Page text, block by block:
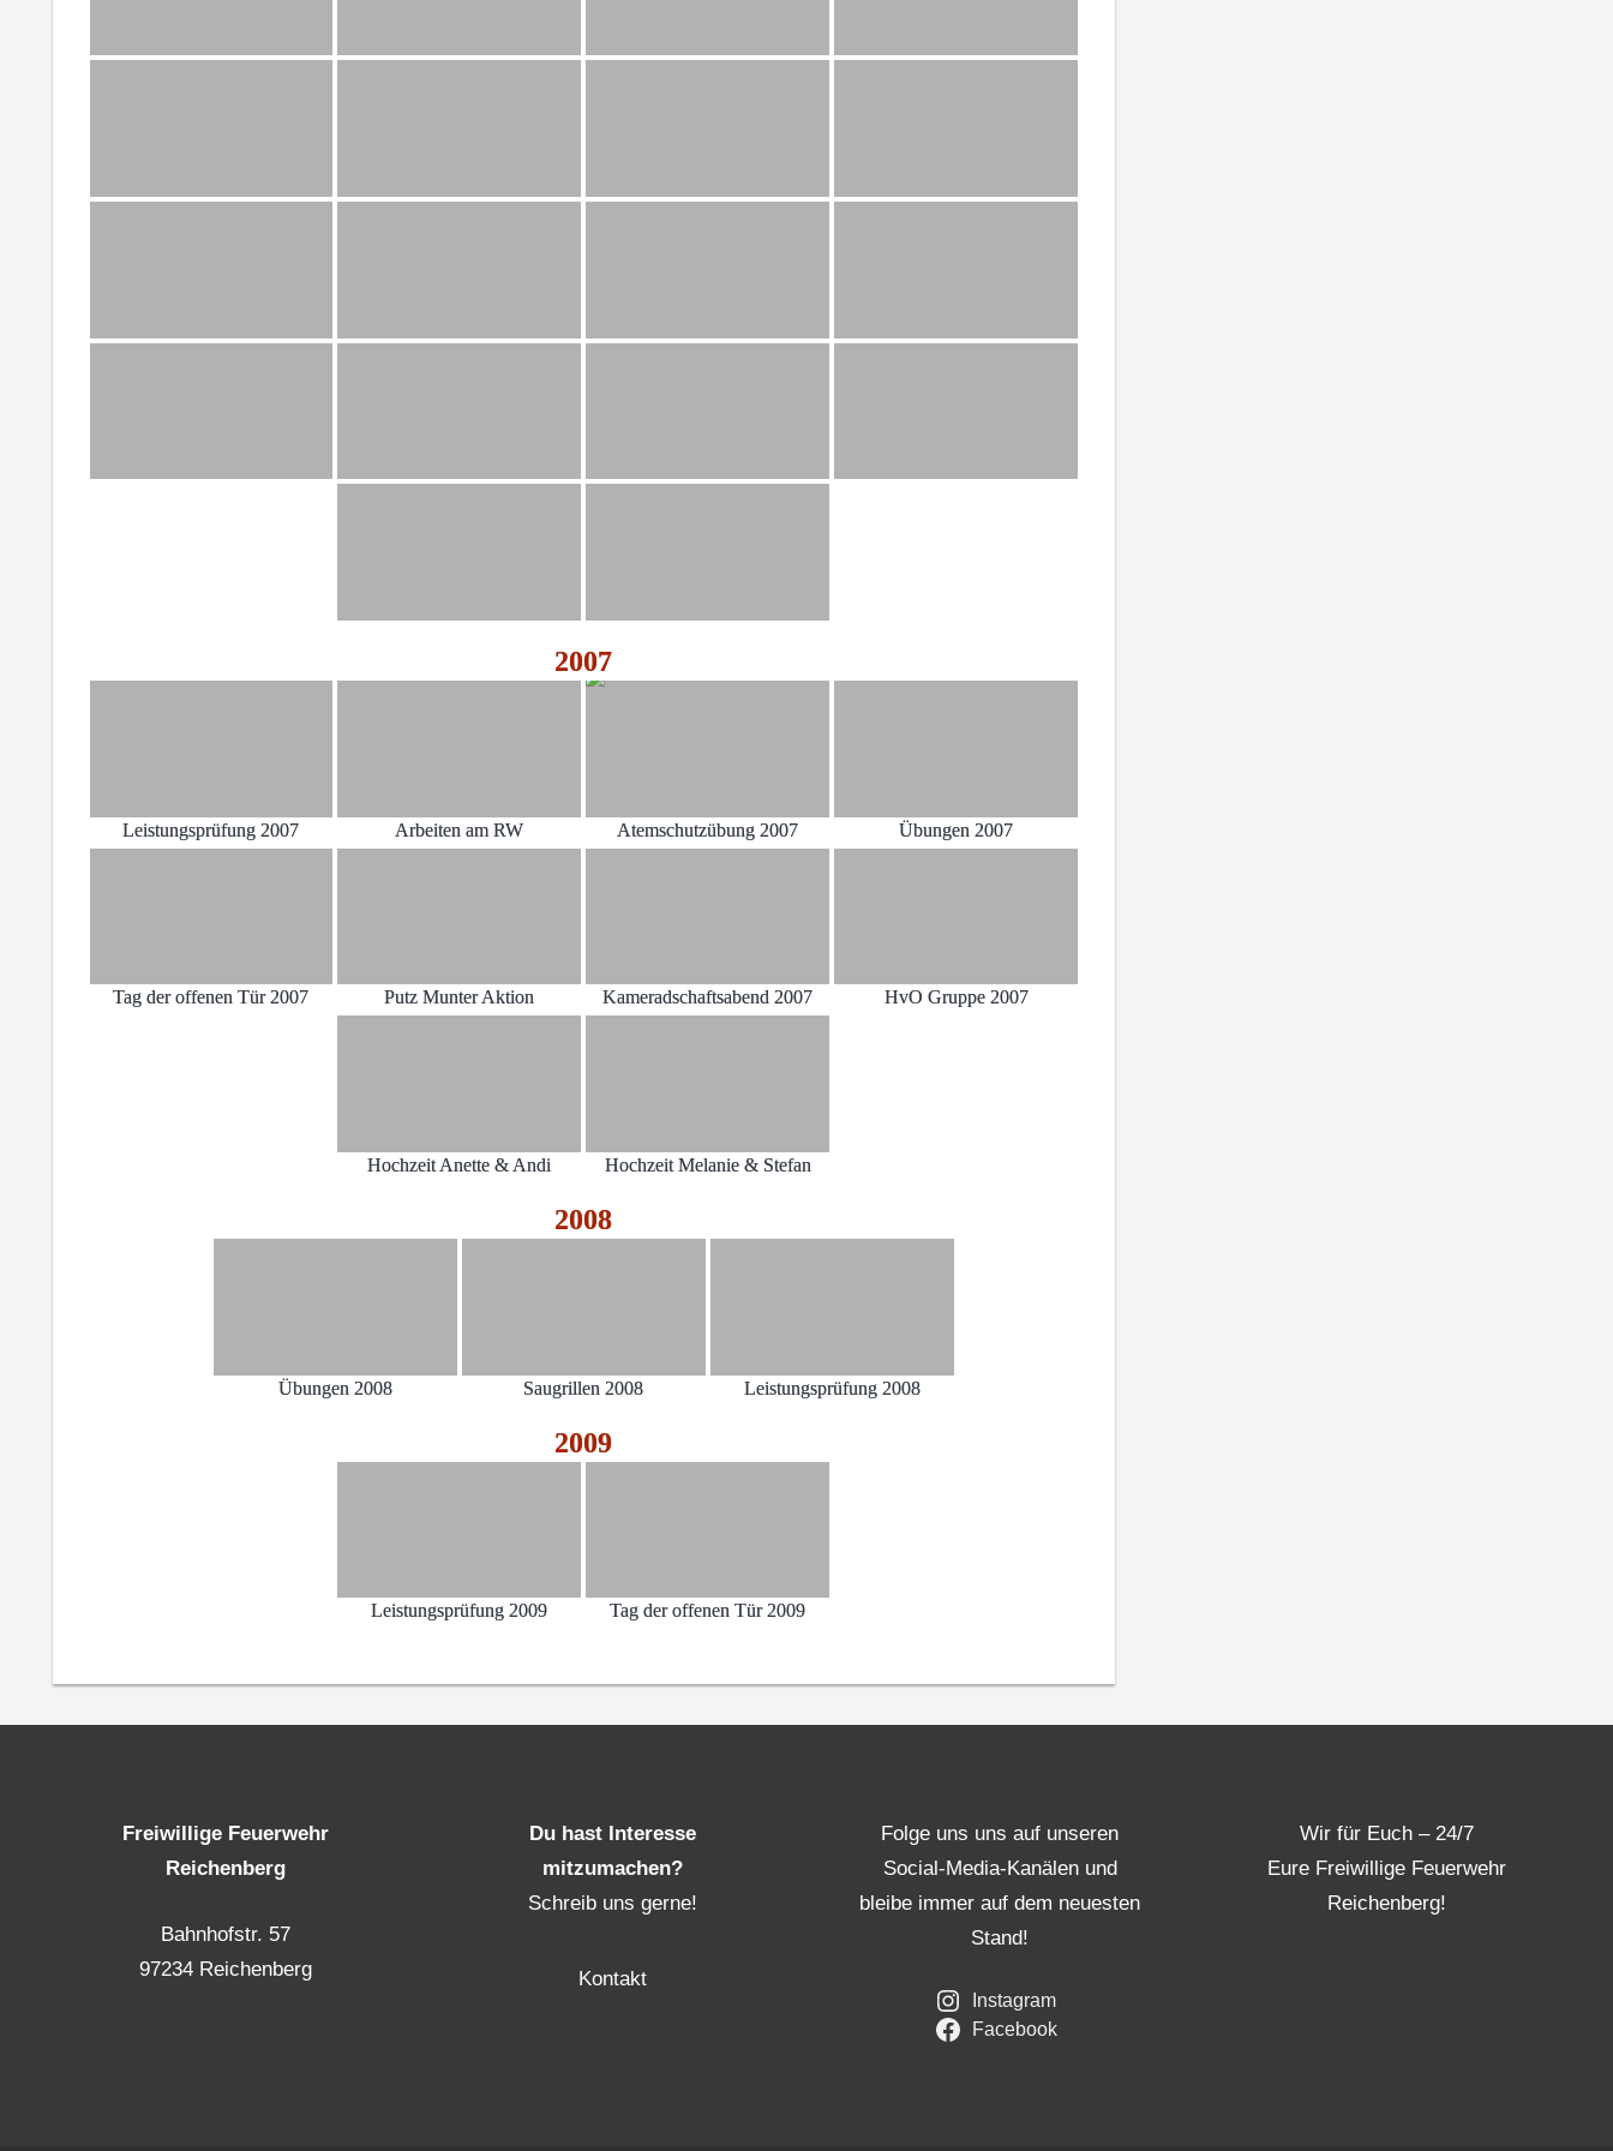
2007
Leistungsprüfung 2007 Arbeiten am RW Atemschutzübung 2007 Übungen 2007
Tag der offenen Tür 2007 Putz Munter Aktion Kameradschaftsabend 2007 HvO Gruppe 2007
Hochzeit Anette & Andi Hochzeit Melanie & Stefan
2008
Übungen 2008 Saugrillen 2008 Leistungsprüfung 2008
2009
Leistungsprüfung 2009 Tag der offenen Tür 2009
Freiwillige Feuerwehr
Reichenberg
Bahnhofstr. 57
97234 Reichenberg
Du hast Interesse
mitzumachen?
Schreib uns gerne!
Kontakt
Folge uns uns auf unseren
Social-Media-Kanälen und
bleibe immer auf dem neuesten
Stand!
Instagram
Facebook
Wir für Euch – 24/7
Eure Freiwillige Feuerwehr
Reichenberg!